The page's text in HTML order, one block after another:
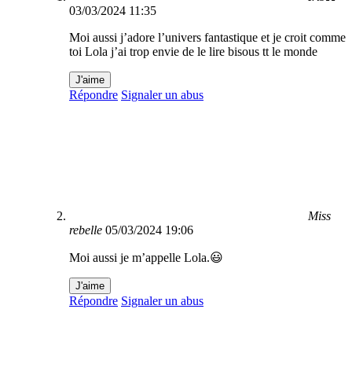
03/03/2024 11:35
Moi aussi j’adore l’univers fantastique et je croit comme
toi Lola j’ai trop envie de le lire bisous tt le monde
J'aime
Répondre Signaler un abus
Miss
rebelle 05/03/2024 19:06
Moi aussi je m’appelle Lola.😃
J'aime
Répondre Signaler un abus